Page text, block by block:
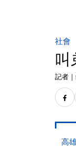
社會
記者 ｜
高